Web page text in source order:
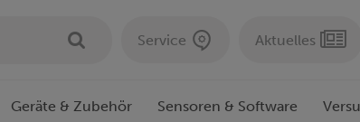
Service Aktuelles
Geräte & Zubehör Sensoren & Software